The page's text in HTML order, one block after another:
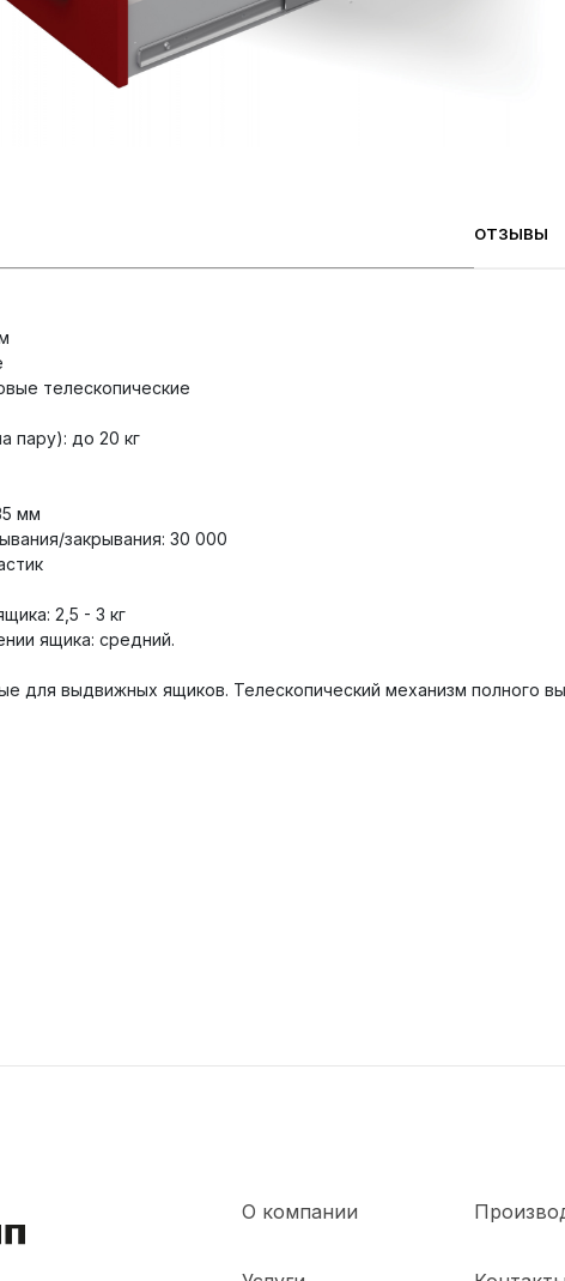
ОТЗЫВЫ
телескопические
пару): до 20 кг
мм
закрывания: 30 000
2,5 - 3 кг
ящика: средний.
для выдвижных ящиков. Телескопический механизм полного
О компании